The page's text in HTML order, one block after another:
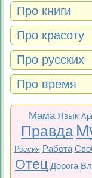
Про книги
Про красоту
Про русских
Про время
Мама Язык
Правда
Россия Работа
Отец Дорога